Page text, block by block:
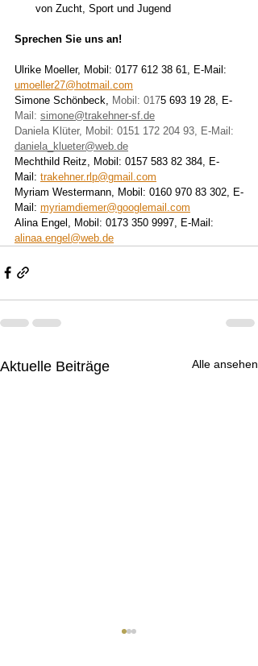
von Zucht, Sport und Jugend
Sprechen Sie uns an!
Ulrike Moeller, Mobil: 0177 612 38 61, E-Mail:
umoeller27@hotmail.com
Simone Schönbeck,
Mobil: 0175 693 19 28, E-
Mail: simone@trakehner-sf.de
Daniela Klüter, Mobil: 0151 172 204 93, E-Mail:
daniela_klueter@web.de
Mechthild Reitz, Mobil: 0157 583 82 384, E-
Mail: trakehner.rlp@gmail.com
Myriam Westermann, Mobil: 0160 970 83 302, E-
Mail: myriamdiemer@googlemail.com
Alina Engel, Mobil: 0173 350 9997, E-Mail:
alinaa.engel@web.de
Aktuelle Beiträge Alle ansehen